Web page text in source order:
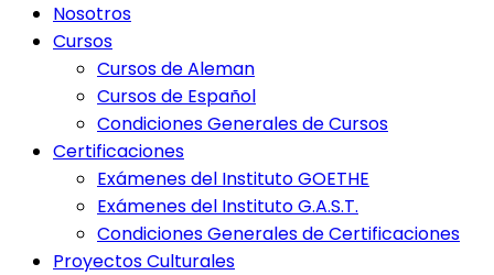
Nosotros
Cursos
Cursos de Aleman
Cursos de Español
Condiciones Generales de Cursos
Certificaciones
Exámenes del Instituto GOETHE
Exámenes del Instituto G.A.S.T.
Condiciones Generales de Certificaciones
Proyectos Culturales